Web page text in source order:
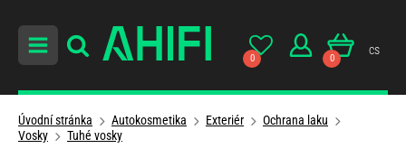
0 0
cs
Úvodní stránka Autokosmetika Exteriér
Ochrana laku
Vosky
Tuhé vosky